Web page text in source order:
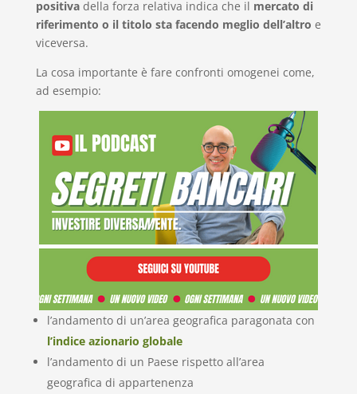
positivadella forza relativa indica che il mercato di
riferimento o il titolo sta facendo meglio dell’altro e
viceversa.
La cosa importante è fare confronti omogenei come,
ad esempio:
l’andamento di un’area geografica paragonata con
l’indice azionario globale
l’andamento di un Paese rispetto all’area
geografica di appartenenza